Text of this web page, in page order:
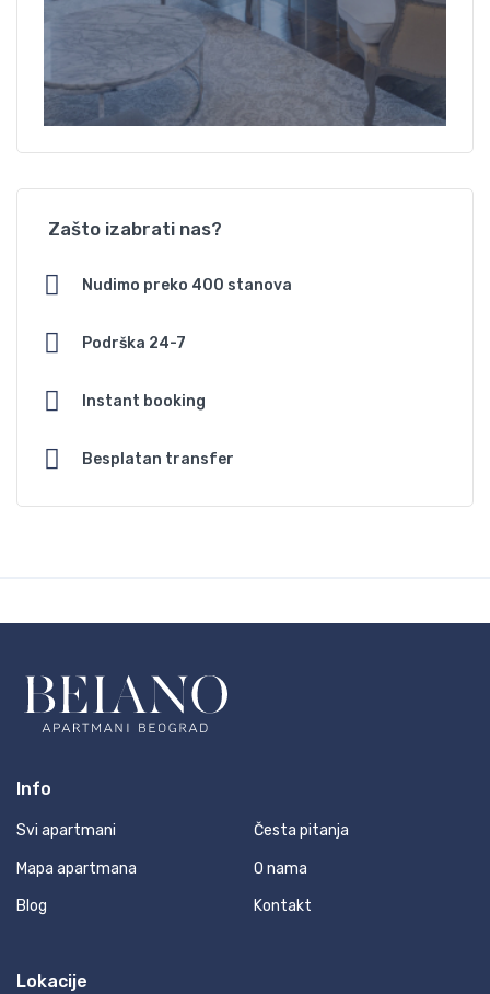
Zašto izabrati nas?
Nudimo preko 400 stanova
Podrška 24-7
Instant booking
Besplatan transfer
Info
Svi apartmani
Mapa apartmana
Blog
Česta pitanja
O nama
Kontakt
Lokacije